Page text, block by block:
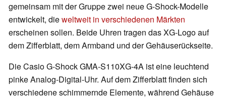
gemeinsam mit der Gruppe zwei neue G-Shock-Modelle
entwickelt, dieweltweit in verschiedenen Märkten
erscheinen sollen. Beide Uhren tragen das XG-Logo auf
dem Zifferblatt, dem Armband und der Gehäuserückseite.
Die Casio G-Shock GMA-S110XG-4A ist eine leuchtend
pinke Analog-Digital-Uhr. Auf dem Zifferblatt finden sich
verschiedene schimmernde Elemente, während Gehäuse